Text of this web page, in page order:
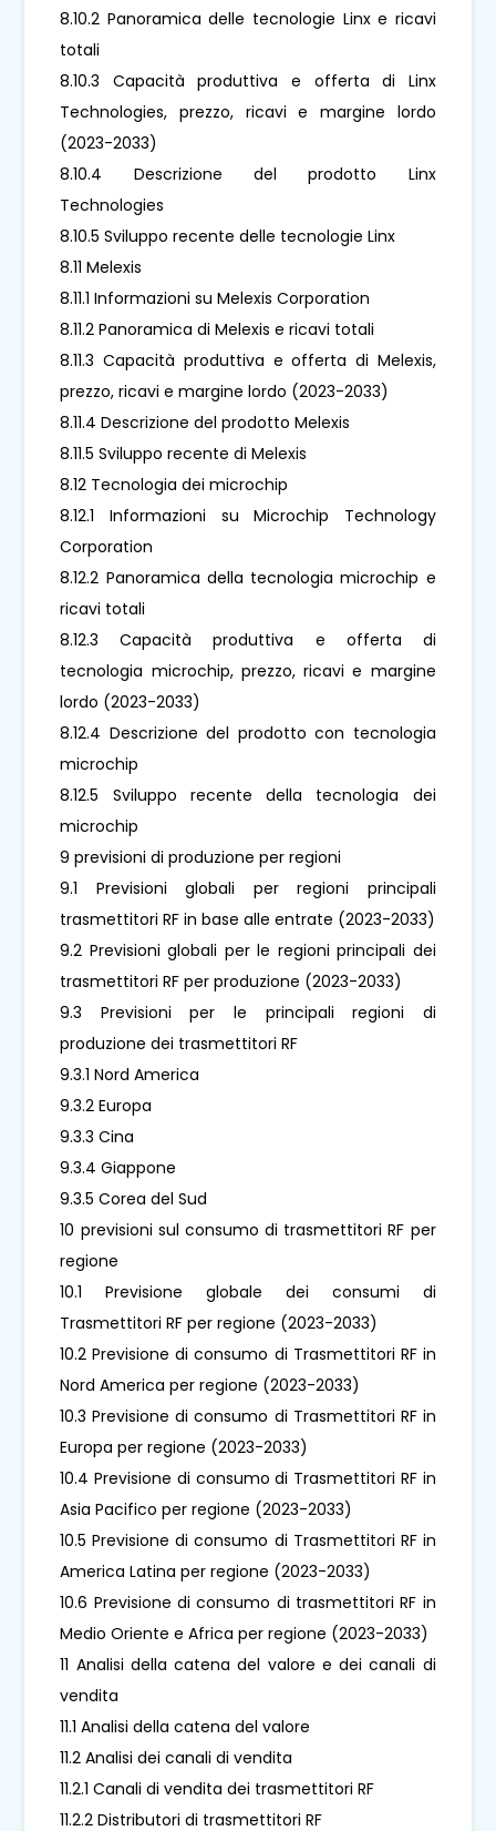
8.10.2 Panoramica delle tecnologie Linx e ricavi
totali
8.10.3 Capacità produttiva e offerta di Linx
Technologies, prezzo, ricavi e margine lordo
(2023-2033)
8.10.4 Descrizione del prodotto Linx
Technologies
8.10.5 Sviluppo recente delle tecnologie Linx
8.11 Melexis
8.11.1 Informazioni su Melexis Corporation
8.11.2 Panoramica di Melexis e ricavi totali
8.11.3 Capacità produttiva e offerta di Melexis,
prezzo, ricavi e margine lordo (2023-2033)
8.11.4 Descrizione del prodotto Melexis
8.11.5 Sviluppo recente di Melexis
8.12 Tecnologia dei microchip
8.12.1 Informazioni su Microchip Technology
Corporation
8.12.2 Panoramica della tecnologia microchip e
ricavi totali
8.12.3 Capacità produttiva e offerta di
tecnologia microchip, prezzo, ricavi e margine
lordo (2023-2033)
8.12.4 Descrizione del prodotto con tecnologia
microchip
8.12.5 Sviluppo recente della tecnologia dei
microchip
9 previsioni di produzione per regioni
9.1 Previsioni globali per regioni principali
trasmettitori RF in base alle entrate (2023-2033)
9.2 Previsioni globali per le regioni principali dei
trasmettitori RF per produzione (2023-2033)
9.3 Previsioni per le principali regioni di
produzione dei trasmettitori RF
9.3.1 Nord America
9.3.2 Europa
9.3.3 Cina
9.3.4 Giappone
9.3.5 Corea del Sud
10 previsioni sul consumo di trasmettitori RF per
regione
10.1 Previsione globale dei consumi di
Trasmettitori RF per regione (2023-2033)
10.2 Previsione di consumo di Trasmettitori RF in
Nord America per regione (2023-2033)
10.3 Previsione di consumo di Trasmettitori RF in
Europa per regione (2023-2033)
10.4 Previsione di consumo di Trasmettitori RF in
Asia Pacifico per regione (2023-2033)
10.5 Previsione di consumo di Trasmettitori RF in
America Latina per regione (2023-2033)
10.6 Previsione di consumo di trasmettitori RF in
Medio Oriente e Africa per regione (2023-2033)
11 Analisi della catena del valore e dei canali di
vendita
11.1 Analisi della catena del valore
11.2 Analisi dei canali di vendita
11.2.1 Canali di vendita dei trasmettitori RF
11.2.2 Distributori di trasmettitori RF